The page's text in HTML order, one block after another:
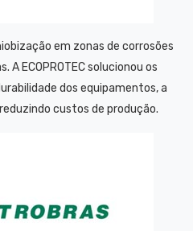
em zonas de corrosões
ECOPROTEC solucionou os
dos equipamentos, a
custos de produção.